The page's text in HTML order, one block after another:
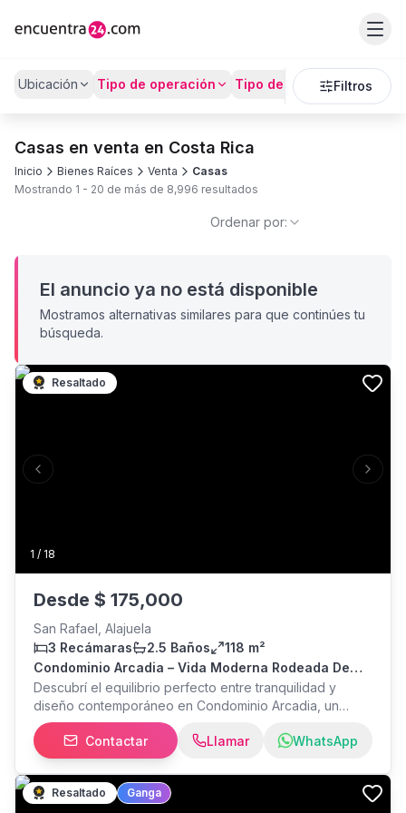
Ubicación Tipo de operación Tipo de PropiedadFiltros
Casas en venta en Costa Rica
Inicio Bienes Raíces Venta
Casas
Mostrando 1 - 20 de más de 8,996 resultados
Ordenar por:
El anuncio ya no está disponible
Mostramos alternativas similares para que continúes tu
búsqueda.
1 / 18
Previous slide Next
Resaltado
Desde $ 175,000
San Rafael, Alajuela
3 Recámaras
2.5 Baños
118 m²
Condominio Arcadia – Vida Moderna Rodeada De
Naturaleza En Alajuela
Descubrí el equilibrio perfecto entre tranquilidad y
diseño contemporáneo en Condominio Arcadia, un
proyecto residencial en Alajuela que redefine la calidad
de vida. Viví en casas de dos niveles, construidas 100%
en block, con acabados premium como pisos de
porcelanato, sobres de cuarzo y muebles de melamina
en cocina y closets. Modelos funcionales y elegantes,
Contactar Llamar WhatsApp
Resaltado Ganga